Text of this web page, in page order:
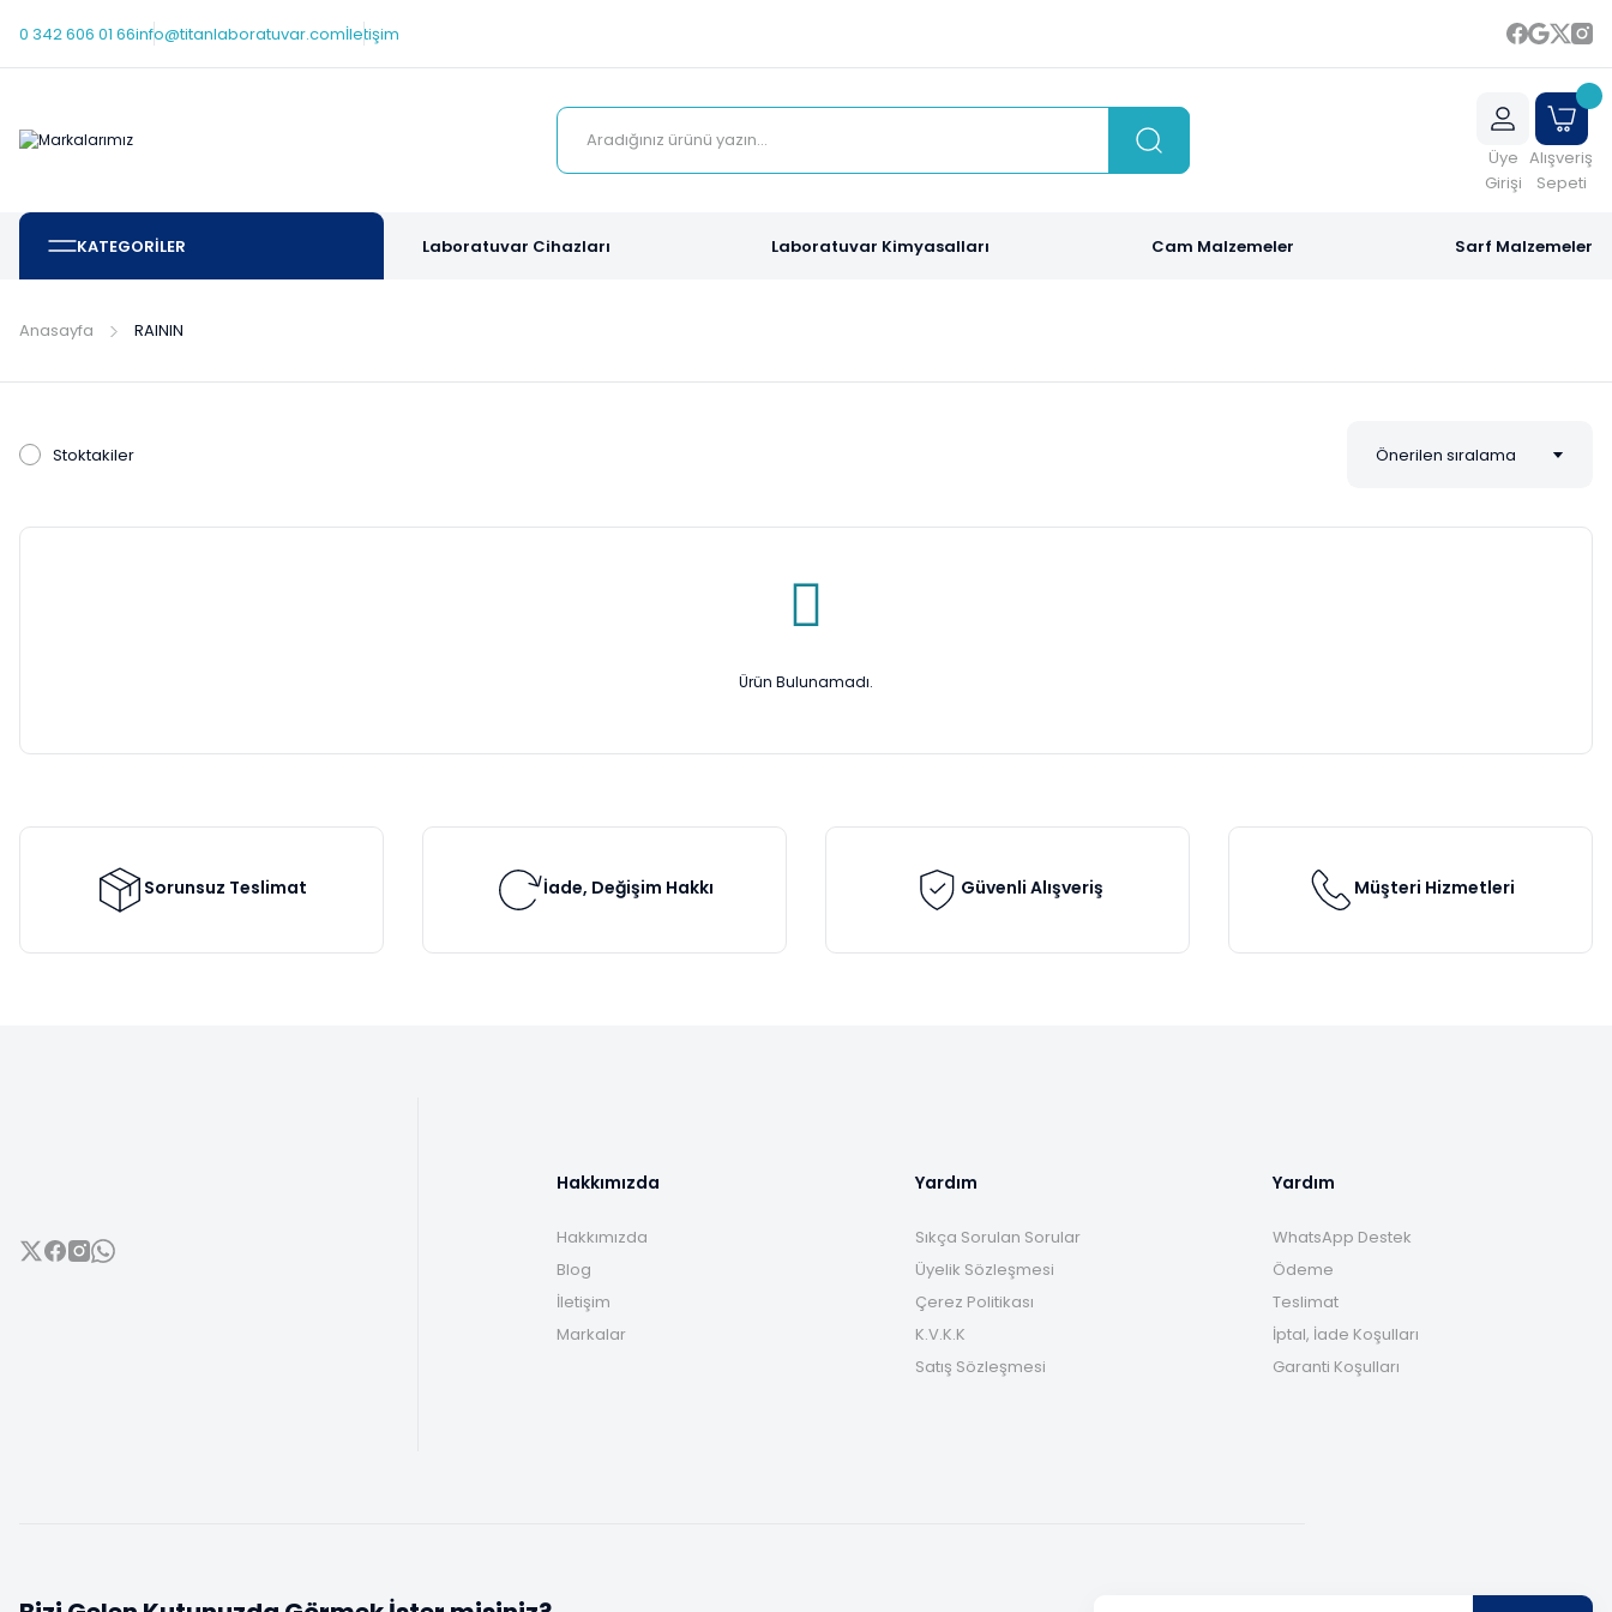
0 342 606 01 66info@titanlaboratuvar.comİletişim
Üye
Girişi
Alışveriş
Sepeti
KATEGORİLER Laboratuvar Cihazları Laboratuvar Kimyasalları Cam Malzemeler Sarf Malzemeler
Anasayfa RAININ
Stoktakiler
Ürün Bulunamadı.
Sorunsuz Teslimat İade, Değişim Hakkı Güvenli Alışveriş Müşteri Hizmetleri
Hakkımızda
Hakkımızda
Blog
İletişim
Markalar
Yardım
Sıkça Sorulan Sorular
Üyelik Sözleşmesi
Çerez Politikası
K.V.K.K
Satış Sözleşmesi
Yardım
WhatsApp Destek
Ödeme
Teslimat
İptal, İade Koşulları
Garanti Koşulları